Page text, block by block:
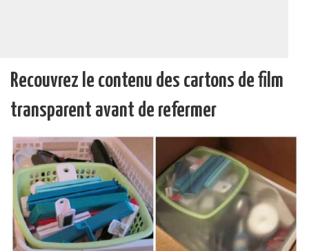
Recouvrez le contenu des cartons de film
transparent avant de refermer